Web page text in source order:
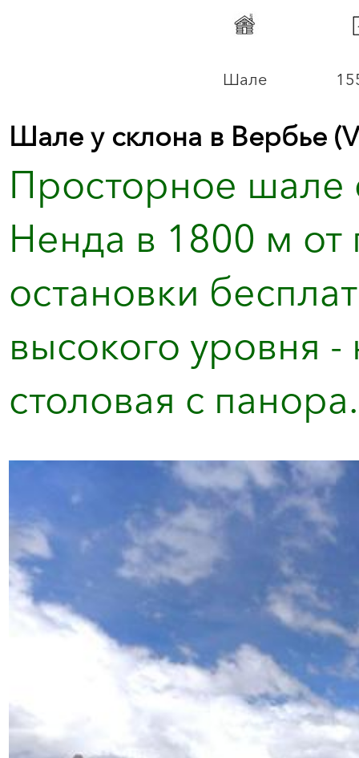
Шале
Шале у склона в Вербье
Просторное
Ненда в 1800 м от
остановки
высокого уровня
столовая с